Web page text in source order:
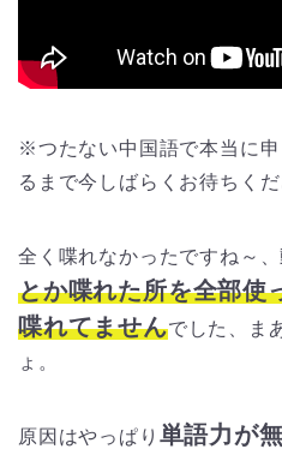
※つたない中国語で本当に
るまで今しばらくお待ちくだ
全く喋れなかったですね～
とか喋れた所を全部使
喋れてませんでした、ま
ょ。
原因はやっぱり 単語力が